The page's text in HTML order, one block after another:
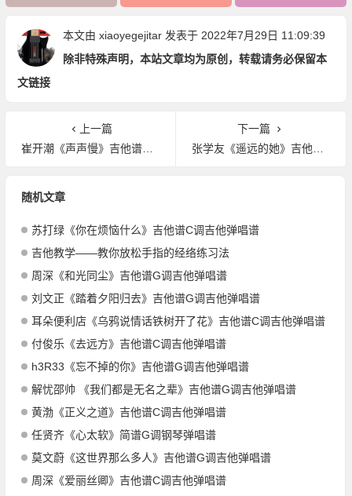
本文由 xiaoyegejitar发表于 2022年7月29日 11:09:39
除非特殊声明，本站文章均为原创，转载请务必保留本
文链接
上一篇
崔开潮《声声慢》吉他谱C调吉他弹唱谱
下一篇
张学友《遥远的她》吉他谱C调吉他弹唱谱
随机文章
苏打绿《你在烦恼什么》吉他谱C调吉他弹唱谱
吉他教学——教你放松手指的经络练习法
周深《和光同尘》吉他谱G调吉他弹唱谱
刘文正《踏着夕阳归去》吉他谱G调吉他弹唱谱
耳朵便利店《乌鸦说情话铁树开了花》吉他谱C调吉他弹唱谱
付俊乐《去远方》吉他谱C调吉他弹唱谱
h3R33《忘不掉的你》吉他谱G调吉他弹唱谱
解忧邵帅 《我们都是无名之辈》吉他谱G调吉他弹唱谱
黄渤《正义之道》吉他谱C调吉他弹唱谱
任贤齐《心太软》简谱G调钢琴弹唱谱
莫文蔚《这世界那么多人》吉他谱G调吉他弹唱谱
周深《爱丽丝卿》吉他谱C调吉他弹唱谱